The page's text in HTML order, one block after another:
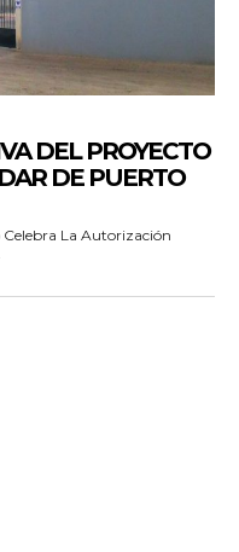
DEL PROYECTO
DE PUERTO
La Autorización